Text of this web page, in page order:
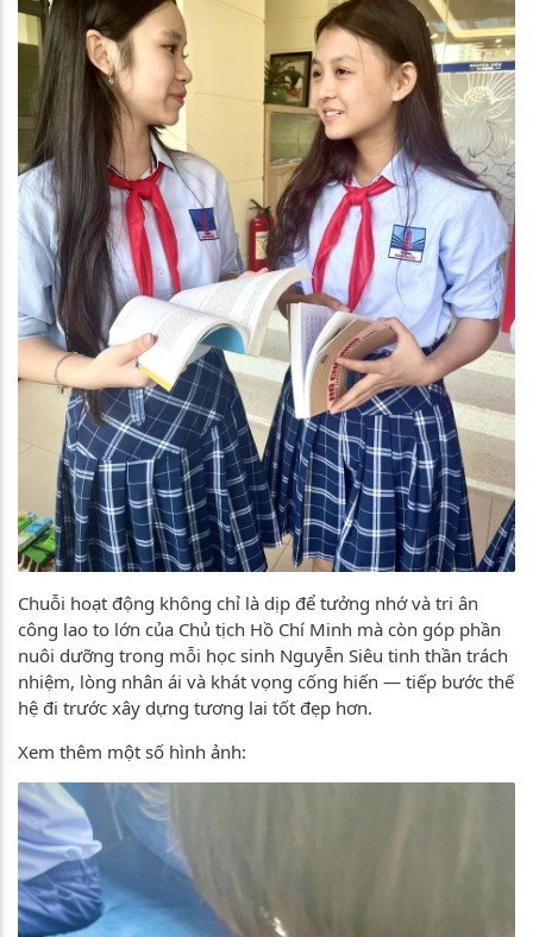
Chuỗi hoạt động không chỉ là dịp để tưởng nhớ và tri ân
công lao to lớn của Chủ tịch Hồ Chí Minh mà còn góp phần
nuôi dưỡng trong mỗi học sinh Nguyễn Siêu tinh thần trách
nhiệm, lòng nhân ái và khát vọng cống hiến — tiếp bước thế
hệ đi trước xây dựng tương lai tốt đẹp hơn.
Xem thêm một số hình ảnh: